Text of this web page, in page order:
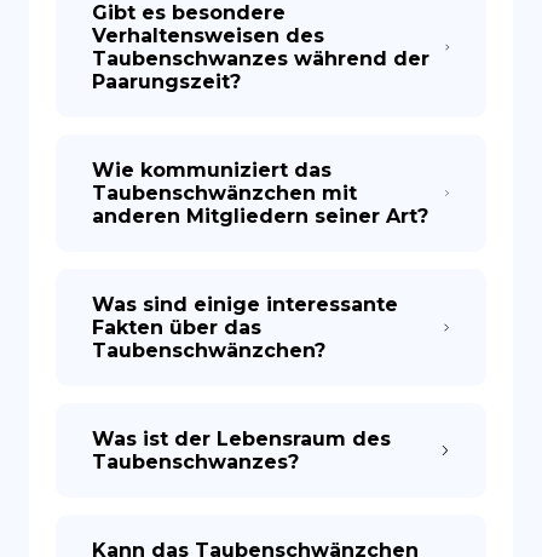
Gibt es besondere
Verhaltensweisen des
Taubenschwanzes während der
Paarungszeit?
Wie kommuniziert das
Taubenschwänzchen mit
anderen Mitgliedern seiner Art?
Was sind einige interessante
Fakten über das
Taubenschwänzchen?
Was ist der Lebensraum des
Taubenschwanzes?
Kann das Taubenschwänzchen